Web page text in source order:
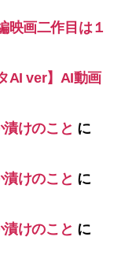
映画二作目は１
AI ver】AI動画
けのこと に
けのこと に
けのこと に